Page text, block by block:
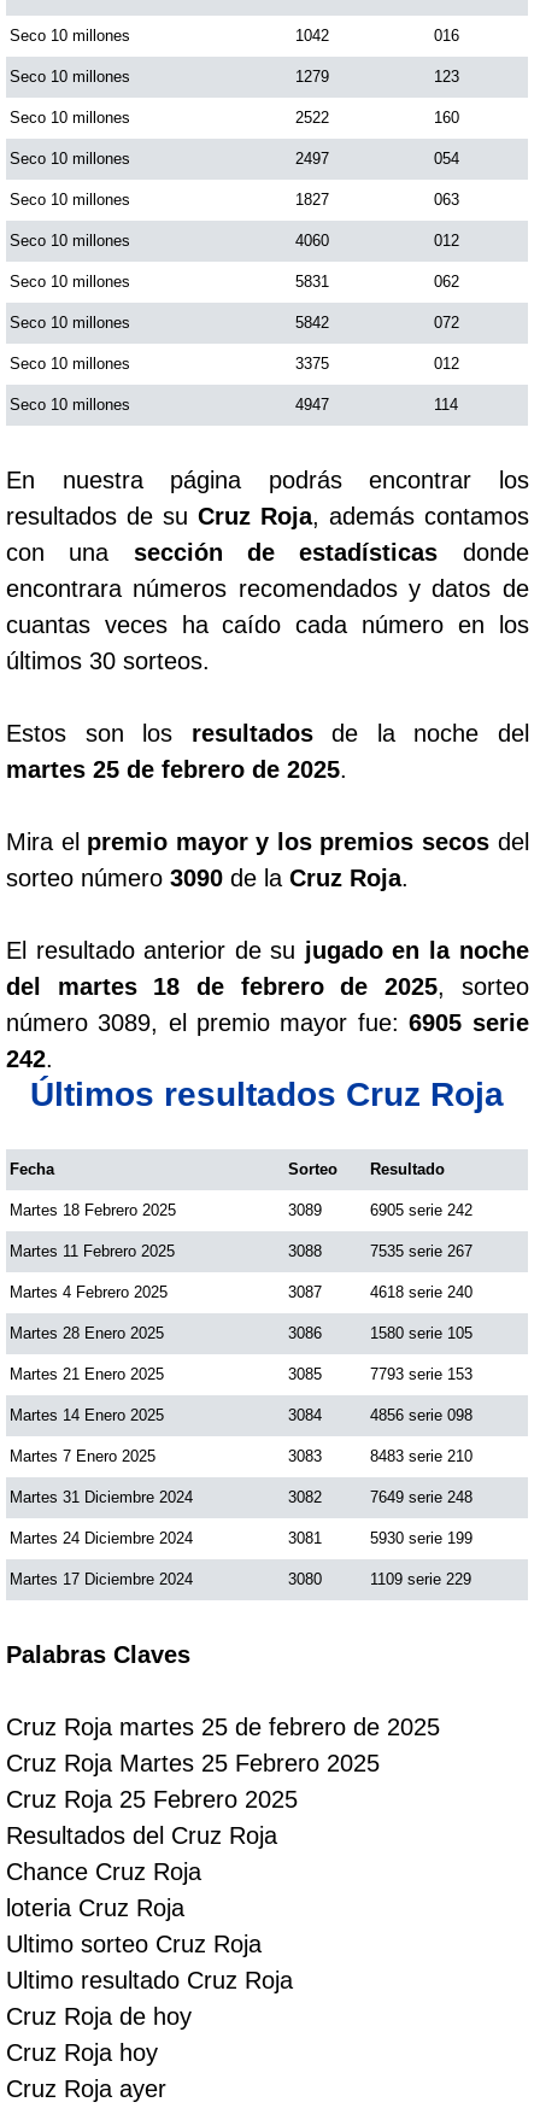
Seco 10 millones 1042 016
Seco 10 millones 1279 123
Seco 10 millones 2522 160
Seco 10 millones 2497 054
Seco 10 millones 1827 063
Seco 10 millones 4060 012
Seco 10 millones 5831 062
Seco 10 millones 5842 072
Seco 10 millones 3375 012
Seco 10 millones 4947 114
En nuestra página podrás encontrar los
resultados de su Cruz Roja, además contamos
con una sección de estadísticas donde
encontrara números recomendados y datos de
cuantas veces ha caído cada número en los
últimos 30 sorteos.
Estos son los resultadosde la noche del
martes 25 de febrero de 2025.
Mira el premio mayor y los premios secosdel
sorteo número 3090 de la Cruz Roja.
El resultado anterior de su jugado en la noche
del martes 18 de febrero de 2025, sorteo
número 3089, el premio mayor fue:6905 serie
242.
Últimos resultados Cruz Roja
Fecha Sorteo Resultado
Martes 18 Febrero 2025 3089 6905 serie 242
Martes 11 Febrero 2025 3088 7535 serie 267
Martes 4 Febrero 2025 3087 4618 serie 240
Martes 28 Enero 2025 3086 1580 serie 105
Martes 21 Enero 2025 3085 7793 serie 153
Martes 14 Enero 2025 3084 4856 serie 098
Martes 7 Enero 2025 3083 8483 serie 210
Martes 31 Diciembre 2024 3082 7649 serie 248
Martes 24 Diciembre 2024 3081 5930 serie 199
Martes 17 Diciembre 2024 3080 1109 serie 229
Palabras Claves
Cruz Roja martes 25 de febrero de 2025
Cruz Roja Martes 25 Febrero 2025
Cruz Roja 25 Febrero 2025
Resultados del Cruz Roja
Chance Cruz Roja
loteria Cruz Roja
Ultimo sorteo Cruz Roja
Ultimo resultado Cruz Roja
Cruz Roja de hoy
Cruz Roja hoy
Cruz Roja ayer